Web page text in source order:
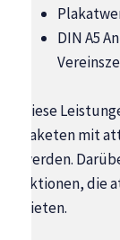
DIN A5
Diese
Paketen mit
werden.
Aktionen,
bieten.